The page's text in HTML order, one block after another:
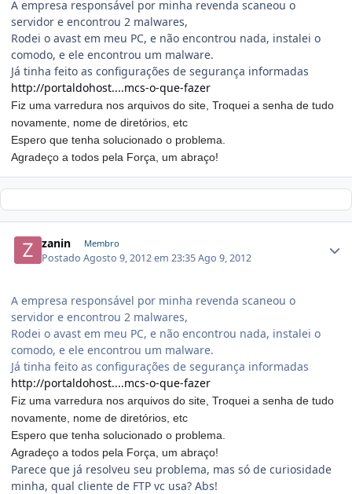
A empresa responsável por minha revenda scaneou o
servidor e encontrou 2 malwares,
Rodei o avast em meu PC, e não encontrou nada, instalei o
comodo, e ele encontrou um malware.
Já tinha feito as configurações de segurança informadas
http://portaldohost....mcs-o-que-fazer
Fiz uma varredura nos arquivos do site, Troquei a senha de tudo
novamente, nome de diretórios, etc
Espero que tenha solucionado o problema.
Agradeço a todos pela Força, um abraço!
zanin Membro
PostadoAgosto 9, 2012 em 23:35Ago 9, 2012
A empresa responsável por minha revenda scaneou o
servidor e encontrou 2 malwares,
Rodei o avast em meu PC, e não encontrou nada, instalei o
comodo, e ele encontrou um malware.
Já tinha feito as configurações de segurança informadas
http://portaldohost....mcs-o-que-fazer
Fiz uma varredura nos arquivos do site, Troquei a senha de tudo
novamente, nome de diretórios, etc
Espero que tenha solucionado o problema.
Agradeço a todos pela Força, um abraço!
Parece que já resolveu seu problema, mas só de curiosidade
minha, qual cliente de FTP vc usa? Abs!